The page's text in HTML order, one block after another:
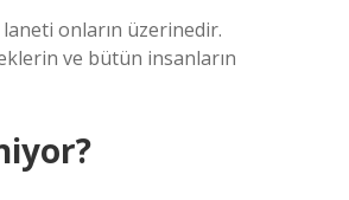
onların üzerinedir.
ve bütün insanların